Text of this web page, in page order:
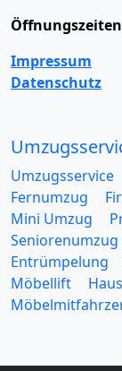
Impressum
Datenschutz
Umzugsservice
Fernumzug
Mini Umzug
Seniorenumzug
Entrümpelung
Möbellift